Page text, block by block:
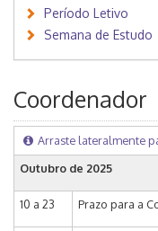
Período Letivo
Semana de Estudo
Coordenador
Arraste lateralmente
Outubro de 2025
10 a 23 Prazo para a